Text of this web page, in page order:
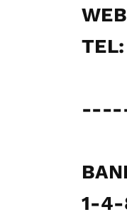
1-4-